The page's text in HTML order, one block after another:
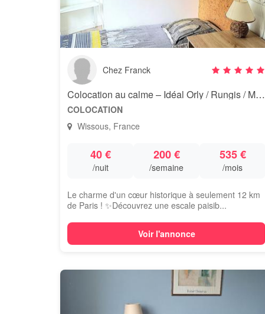
Chez Franck
Colocation au calme – Idéal Orly / Rungis / Massy
COLOCATION
Wissous, France
40 €
/nuit
200 €
/semaine
535 €
/mois
Le charme d'un cœur historique à seulement 12 km
de Paris ! ✨ ​Découvrez une escale paisib...
Voir l'annonce